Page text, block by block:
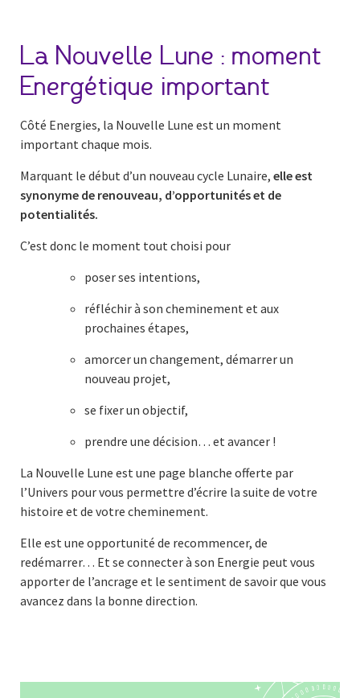
La Nouvelle Lune : moment
Energétique important
Côté Energies, la Nouvelle Lune est un moment
important chaque mois.
Marquant le début d’un nouveau cycle Lunaire, elle est
synonyme de renouveau, d’opportunités et de
potentialités.
C’est donc le moment tout choisi pour
poser ses intentions,
réfléchir à son cheminement et aux
prochaines étapes,
amorcer un changement, démarrer un
nouveau projet,
se fixer un objectif,
prendre une décision… et avancer !
La Nouvelle Lune est une page blanche offerte par
l’Univers pour vous permettre d’écrire la suite de votre
histoire et de votre cheminement.
Elle est une opportunité de recommencer, de
redémarrer… Et se connecter à son Energie peut vous
apporter de l’ancrage et le sentiment de savoir que vous
avancez dans la bonne direction.